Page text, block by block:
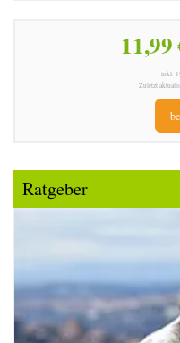
11,99
inkl.
Zuletzt
Ratgeber